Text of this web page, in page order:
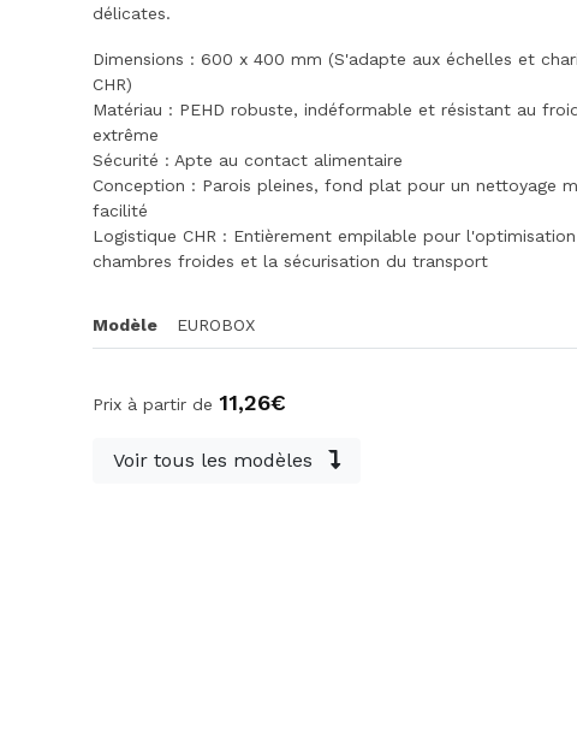
délicates.
Dimensions : 600 x 400 mm (S'adapte aux échelles et
CHR)
Matériau : PEHD robuste, indéformable et résistant au
extrême
Sécurité : Apte au contact alimentaire
Conception : Parois pleines, fond plat pour un nettoyage
facilité
Logistique CHR : Entièrement empilable pour
chambres froides et la sécurisation du transport
Modèle EUROBOX
Prix à partir de 11,26€
Voir tous les modèles